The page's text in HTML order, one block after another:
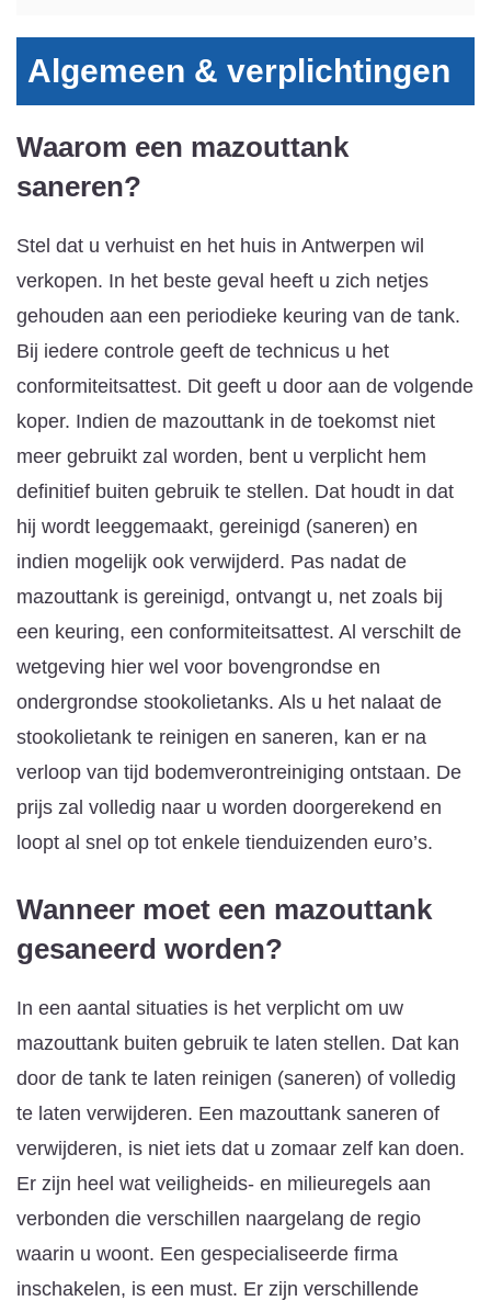
Algemeen & verplichtingen
Waarom een mazouttank
saneren?
Stel dat u verhuist en het huis in Antwerpen wil
verkopen. In het beste geval heeft u zich netjes
gehouden aan een periodieke keuring van de tank.
Bij iedere controle geeft de technicus u het
conformiteitsattest. Dit geeft u door aan de volgende
koper. Indien de mazouttank in de toekomst niet
meer gebruikt zal worden, bent u verplicht hem
definitief buiten gebruik te stellen. Dat houdt in dat
hij wordt leeggemaakt, gereinigd (saneren) en
indien mogelijk ook verwijderd. Pas nadat de
mazouttank is gereinigd, ontvangt u, net zoals bij
een keuring, een conformiteitsattest. Al verschilt de
wetgeving hier wel voor bovengrondse en
ondergrondse stookolietanks. Als u het nalaat de
stookolietank te reinigen en saneren, kan er na
verloop van tijd bodemverontreiniging ontstaan. De
prijs zal volledig naar u worden doorgerekend en
loopt al snel op tot enkele tienduizenden euro’s.
Wanneer moet een mazouttank
gesaneerd worden?
In een aantal situaties is het verplicht om uw
mazouttank buiten gebruik te laten stellen. Dat kan
door de tank te laten reinigen (saneren) of volledig
te laten verwijderen. Een mazouttank saneren of
verwijderen, is niet iets dat u zomaar zelf kan doen.
Er zijn heel wat veiligheids- en milieuregels aan
verbonden die verschillen naargelang de regio
waarin u woont. Een gespecialiseerde firma
inschakelen, is een must. Er zijn verschillende